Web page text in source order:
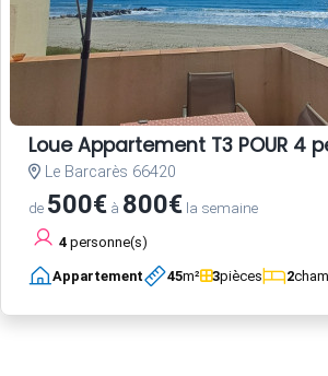
Loue Appartement T3 POUR 4
Le Barcarès 66420
de 500€ à 800€ la semaine
4 personne(s)
Appartement 45m² 3pièces 2